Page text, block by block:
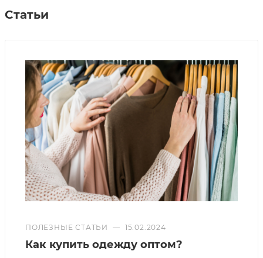
Статьи
ПОЛЕЗНЫЕ СТАТЬИ — 15.02.2024
Как купить одежду оптом?